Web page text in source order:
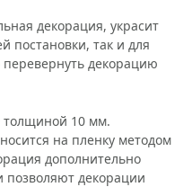
декорация, украсит
постановки, так и для
декорацию
толщиной 10 мм.
на пленку методом
дополнительно
позволяют декорации